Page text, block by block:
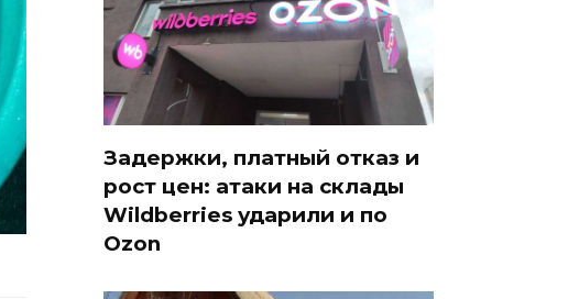
Задержки, платный отказ и
рост цен: атаки на склады
Wildberries ударили и по
Ozon